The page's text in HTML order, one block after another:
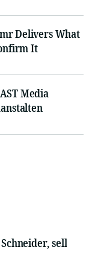
Delivers What
It
Media
sell